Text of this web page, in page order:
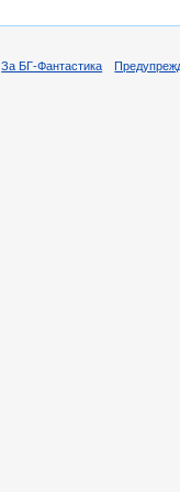
За БГ-Фантастика